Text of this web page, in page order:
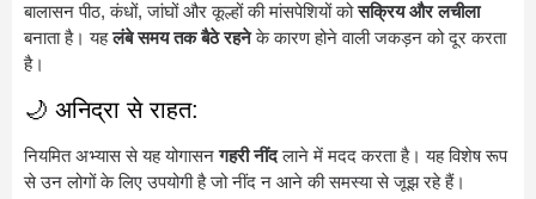
बालासन पीठ, कंधों, जांघों और कूल्हों की मांसपेशियों कोसक्रिय और लचीला
बनाता है। यहलंबे समय तक बैठे रहनेके कारण होने वाली जकड़न को दूर करता
है।
🌙 अनिद्रा से राहत:
नियमित अभ्यास से यह योगासनगहरी नींदलाने में मदद करता है। यह विशेष रूप
से उन लोगों के लिए उपयोगी है जो नींद न आने की समस्या से जूझ रहे हैं।